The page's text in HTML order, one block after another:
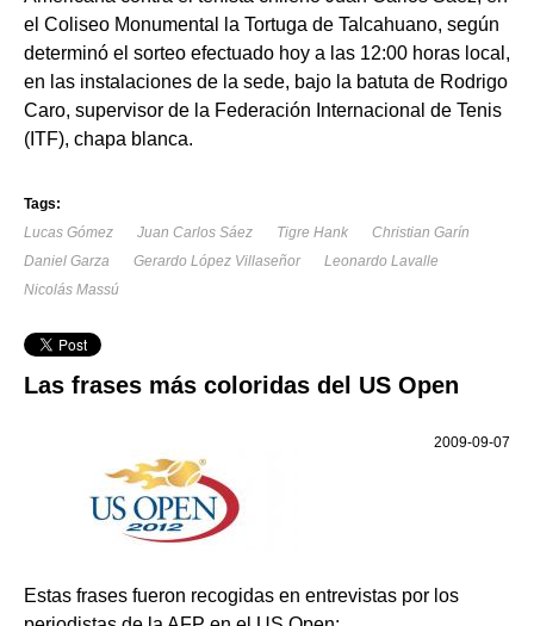
el Coliseo Monumental la Tortuga de Talcahuano, según
determinó el sorteo efectuado hoy a las 12:00 horas local,
en las instalaciones de la sede, bajo la batuta de Rodrigo
Caro, supervisor de la Federación Internacional de Tenis
(ITF), chapa blanca.
Tags:
Lucas Gómez
Juan Carlos Sáez Tigre Hank
Christian Garín
Daniel Garza
Gerardo López Villaseñor
Leonardo Lavalle
Nicolás Massú
Las frases más coloridas del US Open
2009-09-07
Estas frases fueron recogidas en entrevistas por los